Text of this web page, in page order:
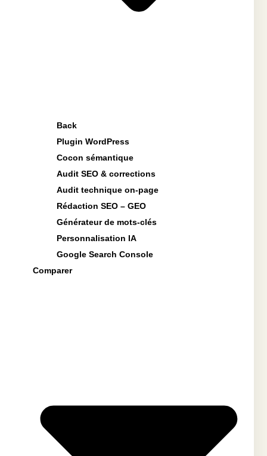
Back
Plugin WordPress
Cocon sémantique
Audit SEO & corrections
Audit technique on-page
Rédaction SEO – GEO
Générateur de mots-clés
Personnalisation IA
Google Search Console
Comparer